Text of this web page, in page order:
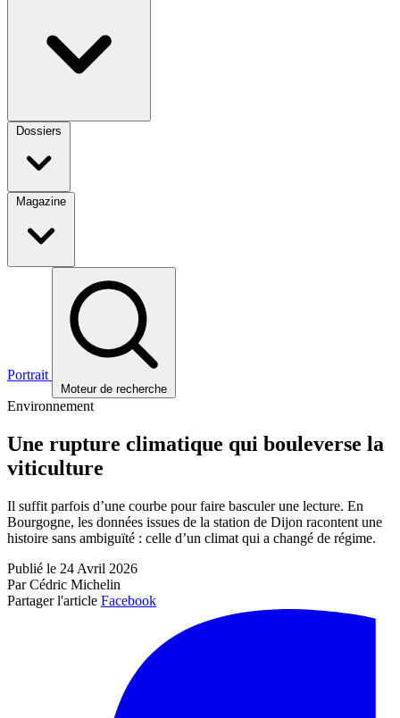
Dossiers
Magazine
Portrait
Moteur de recherche
Environnement
Une rupture climatique qui bouleverse la
viticulture
Il suffit parfois d’une courbe pour faire basculer une lecture. En
Bourgogne, les données issues de la station de Dijon racontent une
histoire sans ambiguïté : celle d’un climat qui a changé de régime.
Publié le 24 Avril 2026
Par Cédric Michelin
Partager l'article Facebook